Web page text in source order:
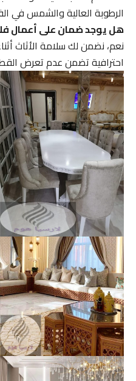
الرطوبة العالية والشمس في
هل يوجد ضمان على أعمال فك
نعم، نضمن لك سلامة الأثاث
احترافية تضمن عدم تعرض